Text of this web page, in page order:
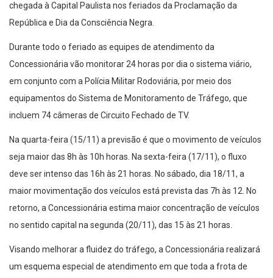
chegada à Capital Paulista nos feriados da Proclamação da
República e Dia da Consciência Negra.
Durante todo o feriado as equipes de atendimento da
Concessionária vão monitorar 24 horas por dia o sistema viário,
em conjunto com a Polícia Militar Rodoviária, por meio dos
equipamentos do Sistema de Monitoramento de Tráfego, que
incluem 74 câmeras de Circuito Fechado de TV.
Na quarta-feira (15/11) a previsão é que o movimento de veículos
seja maior das 8h às 10h horas. Na sexta-feira (17/11), o fluxo
deve ser intenso das 16h às 21 horas. No sábado, dia 18/11, a
maior movimentação dos veículos está prevista das 7h às 12. No
retorno, a Concessionária estima maior concentração de veículos
no sentido capital na segunda (20/11), das 15 às 21 horas.
Visando melhorar a fluidez do tráfego, a Concessionária realizará
um esquema especial de atendimento em que toda a frota de